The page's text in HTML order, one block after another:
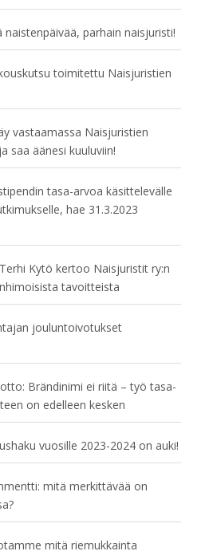
naistenpäivää, parhain naisjuristi!
toimitettu Naisjuristien
vastaamassa Naisjuristien
saa äänesi kuuluviin!
tasa-arvoa käsittelevälle
hae 31.3.2023
Kytö kertoo Naisjuristit ry:n
tavoitteista
jouluntoivotukset
Brändinimi ei riitä – työ tasa-
on edelleen kesken
vuosille 2023-2024 on auki!
mitä merkittävää on
mitä riemukkainta